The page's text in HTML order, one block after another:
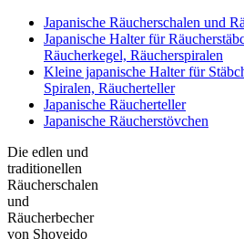
Japanische Räucherschalen und
Japanische Halter für
Räucherkegel, Räucherspiralen
Kleine japanische Halter für
Spiralen, Räucherteller
Japanische Räucherteller
Japanische Räucherstövchen
Die edlen und
traditionellen
Räucherschalen
und
Räucherbecher
von Shoyeido